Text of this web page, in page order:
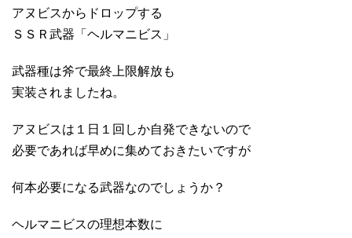
アヌビスからドロップする
ＳＳＲ武器「ヘルマニビス」
武器種は斧で最終上限解放も
実装されましたね。
アヌビスは１日１回しか自発できないので
必要であれば早めに集めておきたいですが
何本必要になる武器なのでしょうか？
ヘルマニビスの理想本数に